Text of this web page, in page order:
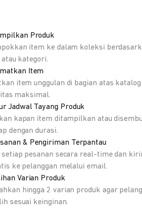
Produk
item ke dalam koleksi
atau kategori.
Item
item unggulan di bagian atas
maksimal.
Jadwal Tayang Produk
kapan item ditampilkan atau
dengan durasi.
& Pengiriman Terpantau
setiap pesanan secara real-time dan
ke pelanggan melalui email.
Varian Produk
hingga 2 varian produk agar
sesuai keinginan.